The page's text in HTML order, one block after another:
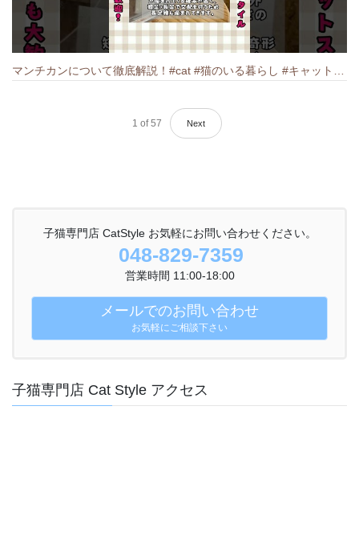
1 of 57 Next
子猫専門店 CatStyle お気軽にお問い合わせください。
048-829-7359
営業時間 11:00-18:00
メールでのお問い合わせ
お気軽にご相談下さい
子猫専門店 Cat Style アクセス